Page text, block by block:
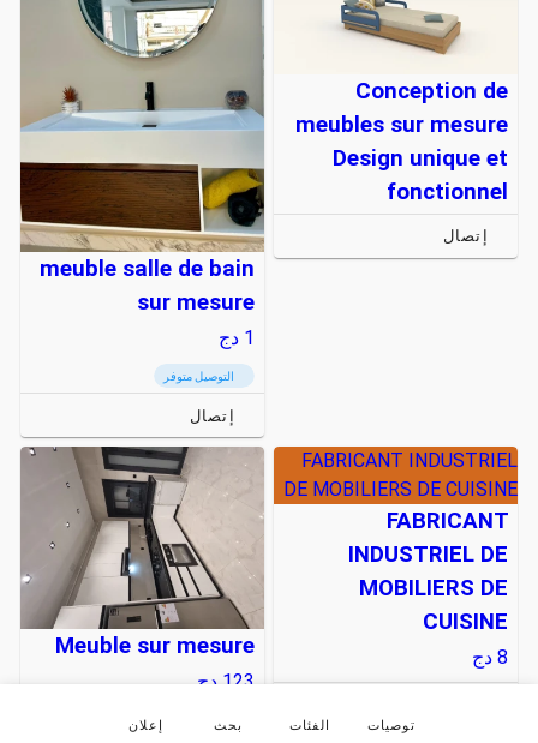
Conception de
meubles sur mesure
Design unique et
fonctionnel
إتصال
meuble salle de bain
sur mesure
1 دج
التوصيل متوفر
إتصال
FABRICANT INDUSTRIEL
DE MOBILIERS DE CUISINE
FABRICANT
INDUSTRIEL DE
MOBILIERS DE
CUISINE
8 دج Meuble sur mesure
123 دج
توصيات الفئات بحث إعلان